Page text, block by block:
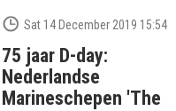
Sat 14 December 2019 15:54
75 jaar D-day:
Nederlandse
Marineschepen 'The